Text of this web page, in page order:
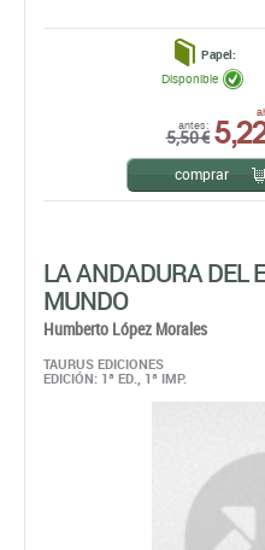
Papel:
antes:
5,50 €
Disponible
comprar
LA ANDADURA DEL
MUNDO
Humberto López Morales
TAURUS EDICIONES
EDICIÓN: 1ª ED., 1ª IMP.